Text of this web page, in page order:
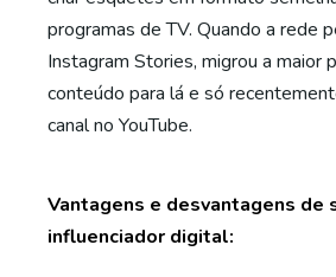
programas de TV. Quando a rede
Instagram Stories, migrou a maior
conteúdo para lá e só
canal no YouTube.
Vantagens e desvantagens de
influenciador digital: